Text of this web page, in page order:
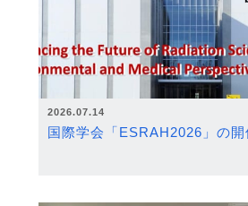
2026.07.14
国際学会「ESRAH2026」の開